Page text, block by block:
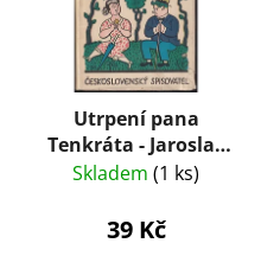
Utrpení pana
Tenkráta - Jaroslav
Hašek
Skladem (1 ks)
39 Kč